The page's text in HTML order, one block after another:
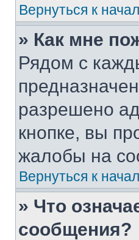
Вернуться к
» Как мне
Рядом с
разрешено
кнопке, вы
жалобы на
Вернуться к
» Что
сообщения?